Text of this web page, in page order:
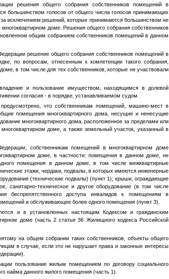
решения общего собрания собственников помещений в
большинством голосов от общего числа голосов принимающих
исключением решений, которые принимаются большинством не
доме. Решения общего собрания собственников
общим собранием собственников помещений в данном
решение общего собрания собственников помещений в
по вопросам, отнесенным к компетенции такого собрания,
в том числе для тех собственников, которые не участвовали
и пользование имуществом, находящимся в долевой
согласия - в порядке, устанавливаемом судом.
что собственникам помещений, машино-мест в
помещения многоквартирного дома, несущие и ненесущие
многоквартирного дома, расположенное за пределами или
доме, а также земельный участок, указанный в
собственникам помещений в многоквартирном доме
доме, в частности: помещения в данном доме, не
помещения в данном доме, в том числе межквартирные
этажи, чердаки, подвалы, в которых имеются инженерные
(технические подвалы) (пункт 1); крыши, ограждающие
санитарно-техническое и другое оборудование (в том числе
беспрепятственного доступа инвалидов к помещениям в
и обслуживающее более одного помещения (пункт 3).
и в установленных настоящим Кодексом и гражданским
доме (часть 2 статьи 36 Жилищного кодекса Российской
на общем собрании таких собственников, объекты общего
в случае, если это не нарушает права и законные интересы
пользование жилым помещением по договору социального
найма данного жилого помещения (часть 1).